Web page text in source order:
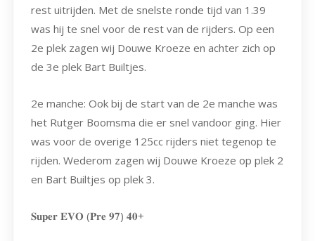
rest uitrijden. Met de snelste ronde tijd van 1.39
was hij te snel voor de rest van de rijders. Op een
2e plek zagen wij Douwe Kroeze en achter zich op
de 3e plek Bart Builtjes.
2e manche: Ook bij de start van de 2e manche was
het Rutger Boomsma die er snel vandoor ging. Hier
was voor de overige 125cc rijders niet tegenop te
rijden. Wederom zagen wij Douwe Kroeze op plek 2
en Bart Builtjes op plek 3.
𝐒𝐮𝐩𝐞𝐫 𝐄𝐕𝐎 (𝐏𝐫𝐞 𝟗𝟕) 𝟒𝟎+